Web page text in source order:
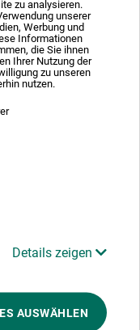
zu analysieren.
unserer
Werbung und
Informationen
die Sie ihnen
Ihrer Nutzung der
zu unseren
nutzen.
Details zeigen
AUSWÄHLEN